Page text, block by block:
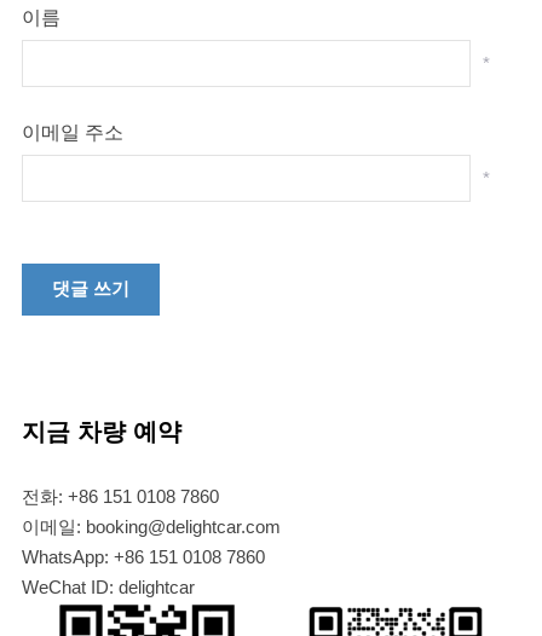
이름
*
이메일 주소
*
지금 차량 예약
전화: +86 151 0108 7860
이메일: booking@delightcar.com
WhatsApp: +86 151 0108 7860
WeChat ID: delightcar